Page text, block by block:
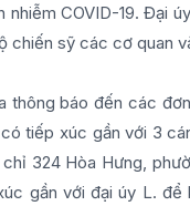
COVID-19. Đại
chiến sỹ các cơ quan
thông báo đến các
tiếp xúc gần với 3
324 Hòa Hưng,
gần với đại úy L.